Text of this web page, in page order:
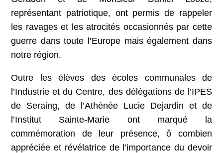
représentant patriotique, ont permis de rappeler
les ravages et les atrocités occasionnés par cette
guerre dans toute l’Europe mais également dans
notre région.
Outre les élèves des écoles communales de
l’Industrie et du Centre, des délégations de l’IPES
de Seraing, de l’Athénée Lucie Dejardin et de
l’Institut Sainte-Marie ont marqué la
commémoration de leur présence, ô combien
appréciée et révélatrice de l’importance du devoir